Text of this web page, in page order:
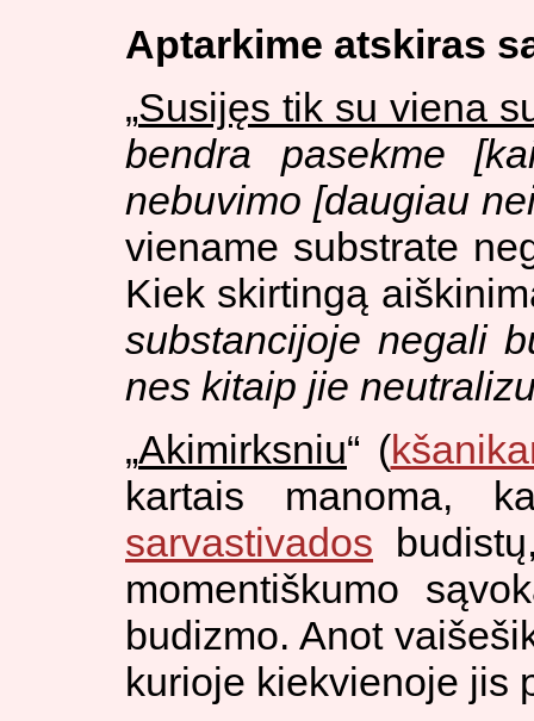
Aptarkime atskiras
„Susijęs tik su viena
bendra pasekme
nebuvimo [daugiau
viename substrate
Kiek skirtingą
substancijoje negali
nes kitaip jie
„Akimirksniu“ (
kartais manoma,
sarvastivados
momentiškumo
budizmo. Anot
kurioje kiekvienoje jis